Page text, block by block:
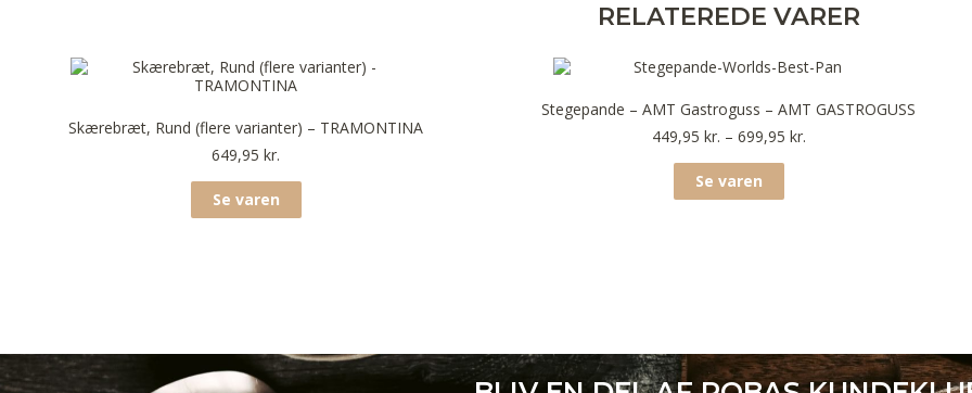
RELATEREDE VARER
Skærebræt, Rund (flere varianter) – TRAMONTINA
649,95kr.
Se varen
Stegepande – AMT Gastroguss – AMT GASTROGUSS
449,95 kr. – 699,95 kr.
Se varen